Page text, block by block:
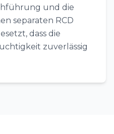
und die
separaten RCD
dass die
zuverlässig